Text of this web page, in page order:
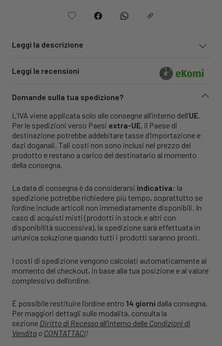
Leggi la descrizione
Leggi le recensioni
Domande sulla tua spedizione?
L’IVA viene applicata solo alle consegne all’interno dell’UE
Per le spedizioni verso Paesi extra-UE, il Paese di
destinazione potrebbe addebitare tasse d’importazione e
dazi doganali. Tali costi non sono inclusi nel prezzo del
prodotto e restano a carico del destinatario al momento
della consegna.
La data di consegna è da considerarsi indicativa: la
spedizione potrebbe richiedere più tempo, soprattutto se
l’ordine include articoli non immediatamente disponibili. In
caso di acquisti misti (prodotti in stock e altri con
disponibilità successiva), la spedizione sarà effettuata in
un’unica soluzione quando tutti i prodotti saranno pronti.
I costi di spedizione vengono calcolati automaticamente al
momento del checkout, in base alla tua posizione e al valore
complessivo dell’ordine.
È possibile restituire l’ordine entro 14 giorni dalla consegna.
Per maggiori dettagli sulle modalità, consulta la
sezione Diritto di Recesso all’interno delle Condizioni di
Vendita o CONTATTACI!